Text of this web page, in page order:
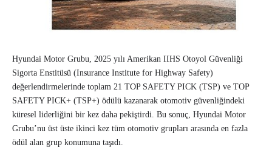
Hyundai Motor Grubu, 2025 yılı Amerikan IIHS Otoyol Güvenliği
Sigorta Enstitüsü (Insurance Institute for Highway Safety)
değerlendirmelerinde toplam 21 TOP SAFETY PICK (TSP) ve TOP
SAFETY PICK+ (TSP+) ödülü kazanarak otomotiv güvenliğindeki
küresel liderliğini bir kez daha pekiştirdi. Bu sonuç, Hyundai Motor
Grubu’nu üst üste ikinci kez tüm otomotiv grupları arasında en fazla
ödül alan grup konumuna taşıdı.